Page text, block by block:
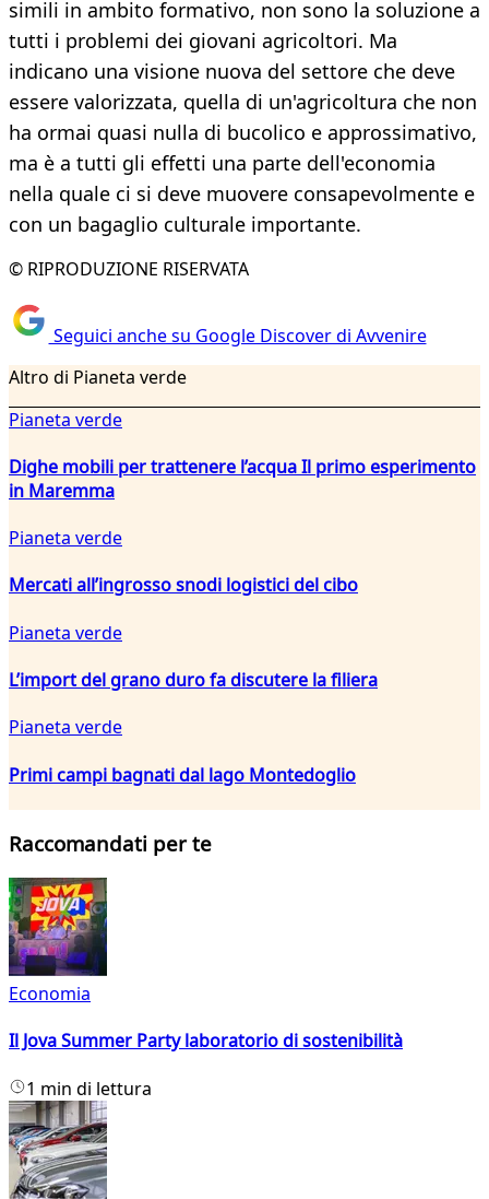
simili in ambito formativo, non sono la soluzione a
tutti i problemi dei giovani agricoltori. Ma
indicano una visione nuova del settore che deve
essere valorizzata, quella di un'agricoltura che non
ha ormai quasi nulla di bucolico e approssimativo,
ma è a tutti gli effetti una parte dell'economia
nella quale ci si deve muovere consapevolmente e
con un bagaglio culturale importante.
© RIPRODUZIONE RISERVATA
Seguici anche su Google Discover di Avvenire
Altro di Pianeta verde
Pianeta verde
Dighe mobili per trattenere l’acqua Il primo esperimento
in Maremma
Pianeta verde
Mercati all’ingrosso snodi logistici del cibo
Pianeta verde
L’import del grano duro fa discutere la filiera
Pianeta verde
Primi campi bagnati dal lago Montedoglio
Raccomandati per te
Economia
Il Jova Summer Party laboratorio di sostenibilità
1 min di lettura